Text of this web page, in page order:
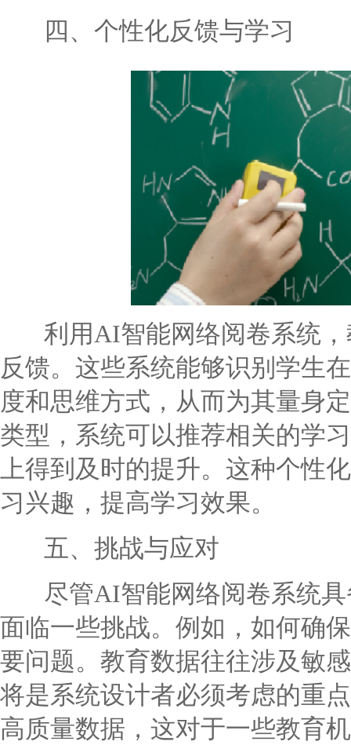
四、个性化反馈与学习
利用AI智能网络阅卷系统，
反馈。这些系统能够识别学生
度和思维方式，从而为其量身
类型，系统可以推荐相关的学
上得到及时的提升。这种个性
习兴趣，提高学习效果。
五、挑战与应对
尽管AI智能网络阅卷系统具
面临一些挑战。例如，如何确
要问题。教育数据往往涉及敏
将是系统设计者必须考虑的重
高质量数据，这对于一些教育